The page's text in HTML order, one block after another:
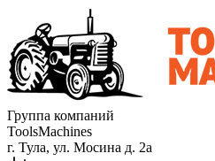
Группа компаний
ToolsMachines
г. Тула, ул. Мосина д. 2а